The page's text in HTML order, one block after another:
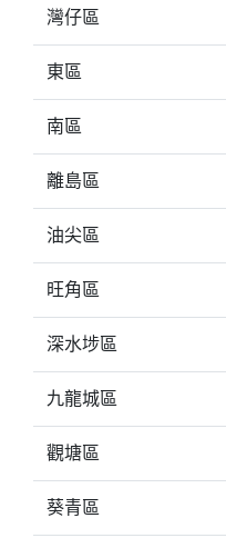
灣仔區
東區
南區
離島區
油尖區
旺角區
深水埗區
九龍城區
觀塘區
葵青區